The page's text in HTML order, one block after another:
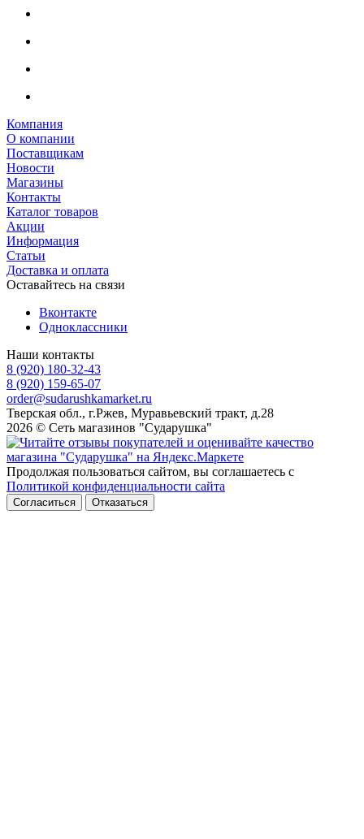
Компания
О компании
Поставщикам
Новости
Магазины
Контакты
Каталог товаров
Акции
Информация
Статьи
Доставка и оплата
Оставайтесь на связи
Вконтакте
Одноклассники
Наши контакты
8 (920) 180-32-43
8 (920) 159-65-07
order@sudarushkamarket.ru
Тверская обл., г.Ржев, Муравьевский тракт, д.28
2026 © Сеть магазинов "Сударушка"
Продолжая пользоваться сайтом, вы соглашаетесь с
Политикой конфиденциальности сайта
Согласиться Отказаться